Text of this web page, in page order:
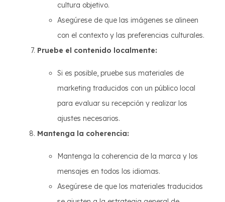
cultura objetivo.
Asegúrese de que las imágenes se alineen
con el contexto y las preferencias culturales.
Pruebe el contenido localmente:
Si es posible, pruebe sus materiales de
marketing traducidos con un público local
para evaluar su recepción y realizar los
ajustes necesarios.
Mantenga la coherencia:
Mantenga la coherencia de la marca y los
mensajes en todos los idiomas.
Asegúrese de que los materiales traducidos